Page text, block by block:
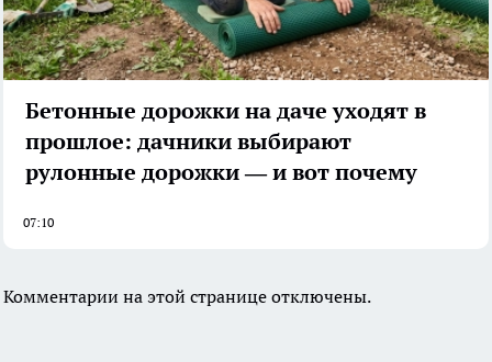
Бетонные дорожки на даче уходят в
прошлое: дачники выбирают
рулонные дорожки — и вот почему
07:10
Комментарии на этой странице отключены.